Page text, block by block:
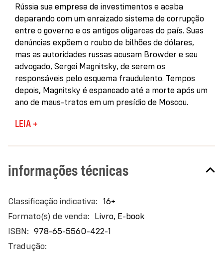
Rússia sua empresa de investimentos e acaba
deparando com um enraizado sistema de corrupção
entre o governo e os antigos oligarcas do país. Suas
denúncias expõem o roubo de bilhões de dólares,
mas as autoridades russas acusam Browder e seu
advogado, Sergei Magnitsky, de serem os
responsáveis pelo esquema fraudulento. Tempos
depois, Magnitsky é espancado até a morte após um
ano de maus-tratos em um presídio de Moscou.
Browder, então, começa uma batalha para
Enquanto segue o rastro dos valores enviados da
internacional, ele parte em uma campanha mundial
para aprovar a Lei Magnitsky, capaz de bloquear os
humanos. Nessa jornada, desperta a fúria de
Vladimir Putin, apontado como um dos beneficiários
da fraude. Com jogadas de mestre, Browder
enfrenta agentes contratados para persegui-lo
LEIA +
informações técnicas
Mais
informações
16+
Livro, E-book
978-65-5560-422-1